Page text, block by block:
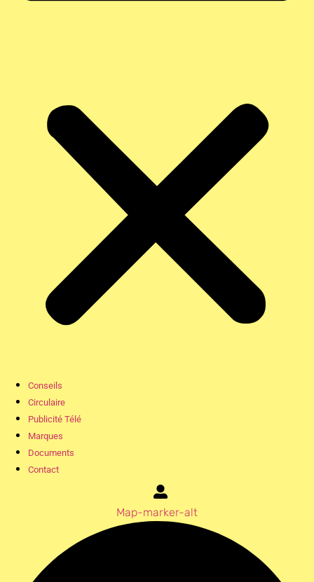
Conseils
Circulaire
Publicité Télé
Marques
Documents
Contact
Map-marker-alt